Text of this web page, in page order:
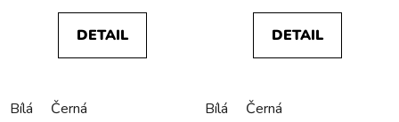
DETAIL
Bílá Černá
DETAIL
Bílá Černá